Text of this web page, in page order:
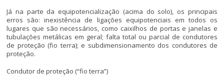
Já na parte da equipotencialização (acima do solo), os principais
erros são: inexistência de ligações equipotenciais em todos os
lugares que são necessários, como caixilhos de portas e janelas e
tubulações metálicas em geral; falta total ou parcial de condutores
de proteção (fio terra); e subdimensionamento dos condutores de
proteção.
Condutor de proteção (“fio terra”)